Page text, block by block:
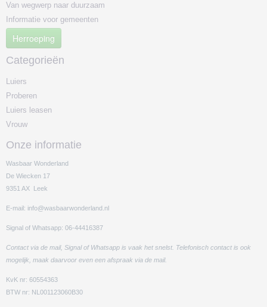
Van wegwerp naar duurzaam
Informatie voor gemeenten
Herroeping
Categorieën
Luiers
Proberen
Luiers leasen
Vrouw
Onze informatie
Wasbaar Wonderland
De Wiecken 17
9351 AX Leek
E-mail: info@wasbaarwonderland.nl
Signal of Whatsapp: 06-44416387
Contact via de mail, Signal of Whatsapp is vaak het snelst. Telefonisch contact is ook
mogelijk, maak daarvoor even een afspraak via de mail.
KvK nr: 60554363
BTW nr: NL001123060B30